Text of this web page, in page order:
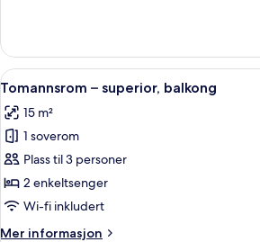
eller
tomannsrom,
balkong
Åpne
alle
bildene
av
Tomannsrom
–
superior,
6
Tomannsrom – superior, balkong
15 m²
1 soverom
Plass til 3 personer
2 enkeltsenger
Wi-fi inkludert
Mer informasjon
Mer